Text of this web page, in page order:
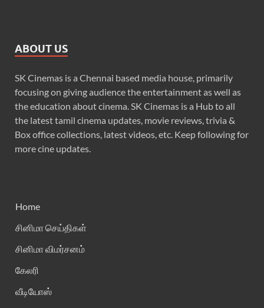
ABOUT US
SK Cinemas is a Chennai based media house, primarily
focusing on giving audience the entertainment as well as
the education about cinema. SK Cinemas is a Hub to all
the latest tamil cinema updates, movie reviews, trivia &
Box office collections, latest videos, etc. Keep following for
more cine updates.
Home
சினிமா செய்திகள்
சினிமா விமர்சனம்
கேலரி
வீடியோஸ்